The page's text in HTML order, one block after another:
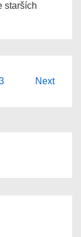
starších
Next